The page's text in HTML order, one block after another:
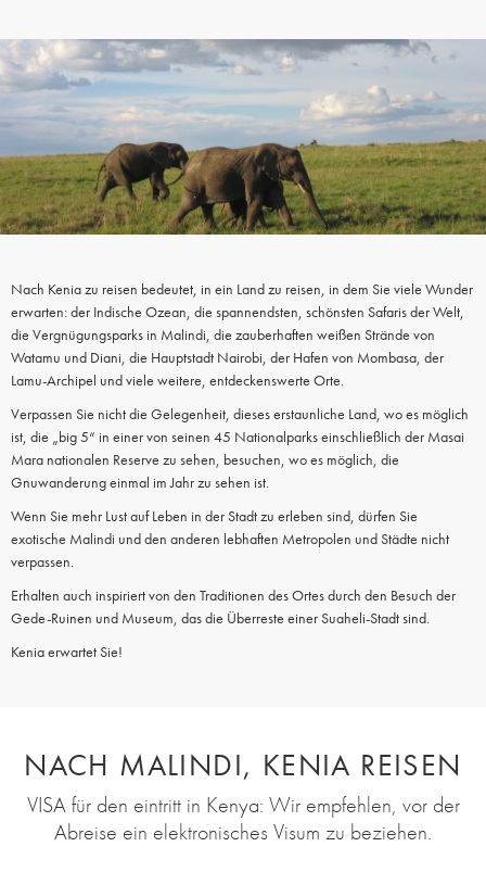
Nach Kenia zu reisen bedeutet, in ein Land zu reisen, in dem Sie viele Wunder
erwarten: der Indische Ozean, die spannendsten, schönsten Safaris der Welt,
die Vergnügungsparks in Malindi, die zauberhaften weißen Strände von
Watamu und Diani, die Hauptstadt Nairobi, der Hafen von Mombasa, der
Lamu-Archipel und viele weitere, entdeckenswerte Orte.
Verpassen Sie nicht die Gelegenheit, dieses erstaunliche Land, wo es möglich
ist, die „big 5“ in einer von seinen 45 Nationalparks einschließlich der Masai
Mara nationalen Reserve zu sehen, besuchen, wo es möglich, die
Gnuwanderung einmal im Jahr zu sehen ist.
Wenn Sie mehr Lust auf Leben in der Stadt zu erleben sind, dürfen Sie
exotische Malindi und den anderen lebhaften Metropolen und Städte nicht
verpassen.
Erhalten auch inspiriert von den Traditionen des Ortes durch den Besuch der
Gede-Ruinen und Museum, das die Überreste einer Suaheli-Stadt sind.
Kenia erwartet Sie!
NACH MALINDI, KENIA REISEN
VISA für den eintritt in Kenya: Wir empfehlen, vor der
Abreise ein elektronisches Visum zu beziehen.